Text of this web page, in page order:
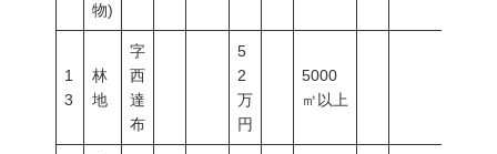
物)
1
3
林
地
字
西
達
布
5
2
万
円
5000
㎡以上